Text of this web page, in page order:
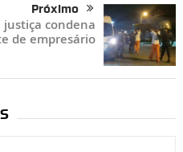
Próximo
justiça condena
de empresário